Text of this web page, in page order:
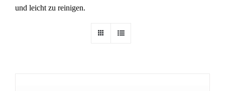
und leicht zu reinigen.